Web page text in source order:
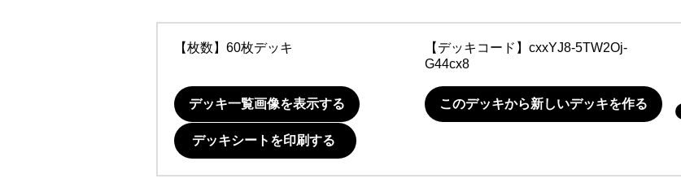
【枚数】60枚デッキ 【デッキコード】 cxxYJ8-5TW2Oj-
G44cx8
デッキ一覧画像を表示する このデッキから新しいデッキを作る
デッキシートを印刷する